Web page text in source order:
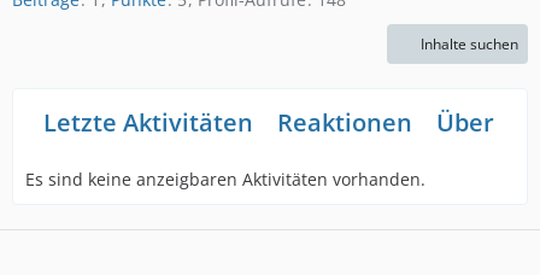
Inhalte suchen
Letzte Aktivitäten Reaktionen Über
Es sind keine anzeigbaren Aktivitäten vorhanden.